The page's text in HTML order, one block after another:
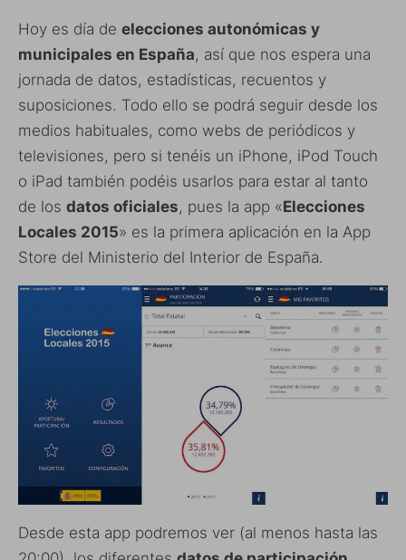
Hoy es día de elecciones autonómicas y
municipales en España, así que nos espera una
jornada de datos, estadísticas, recuentos y
suposiciones. Todo ello se podrá seguir desde los
medios habituales, como webs de periódicos y
televisiones, pero si tenéis un iPhone, iPod Touch
o iPad también podéis usarlos para estar al tanto
de los datos oficiales, pues la app «Elecciones
Locales 2015» es la primera aplicación en la App
Store del Ministerio del Interior de España.
Desde esta app podremos ver (al menos hasta las